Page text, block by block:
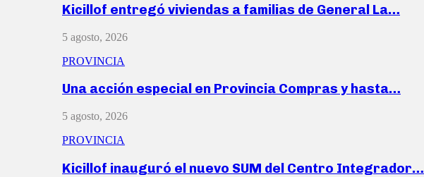
Kicillof entregó viviendas a familias de General La…
5 agosto, 2026
PROVINCIA
Una acción especial en Provincia Compras y hasta…
5 agosto, 2026
PROVINCIA
Kicillof inauguró el nuevo SUM del Centro Integrador…